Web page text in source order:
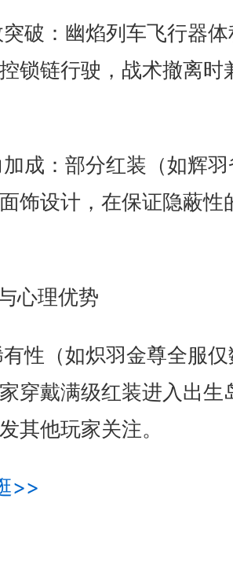
破：幽焰列车飞行器
锁链行驶，战术撤离时
成：部分红装（如辉
饰设计，在保证隐蔽性
心理优势
性（如炽羽金尊全服
穿戴满级红装进入出生
其他玩家关注。
>>